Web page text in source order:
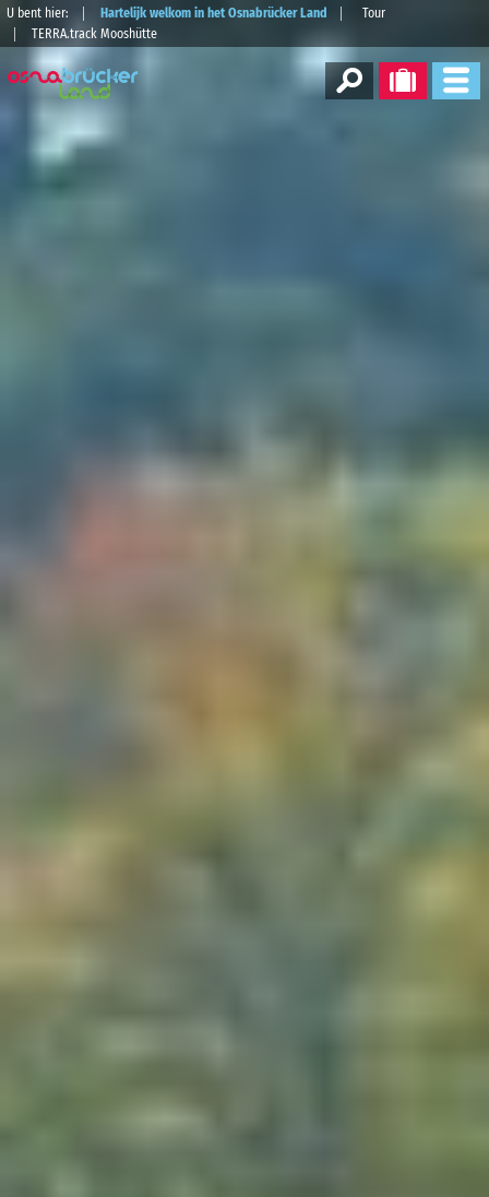
U bent hier: Hartelijk welkom in het Osnabrücker Land
Tour
TERRA.track Mooshütte